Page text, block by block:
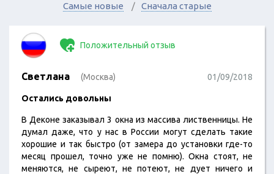
Самые новые Сначала старые
Положительный отзыв
Светлана (Москва) 01/09/2018
Остались довольны
В Деконе заказывал 3 окна из массива лиственницы. Не
думал даже, что у нас в России могут сделать такие
хорошие и так быстро (от замера до установки где-то
месяц прошел, точно уже не помню). Окна стоят, не
меняются, не сыреют, не потеют, не дует ничего и